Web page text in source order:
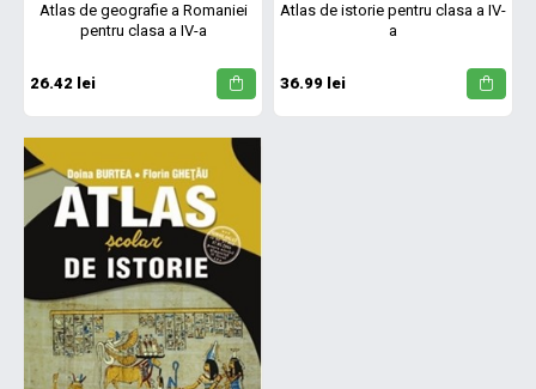
Atlas de geografie a Romaniei
pentru clasa a IV-a
26.42 lei
Atlas de istorie pentru clasa a IV-
a
36.99 lei